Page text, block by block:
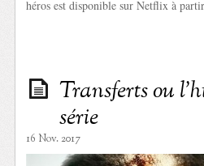
héros est disponible sur Netflix à
Transferts ou
série
16 Nov. 2017